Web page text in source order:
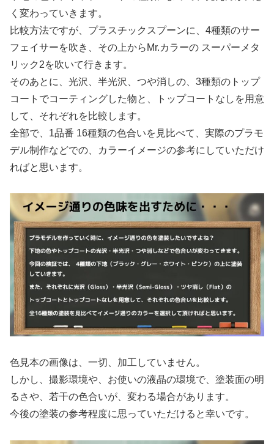
く変わっていきます。
比較方法ですが、プラスチックスプーンに、4種類のサー
フェイサーを吹き、その上からMr.カラーの スーパーメタ
リック2を吹いて行きます。
そのあとに、光沢、半光沢、つや消しの、3種類のトップ
コートでコーティングした物と、トップコートなしを用意
して、それぞれを比較します。
全部で、1品番 16種類の色合いを見比べて、実際のプラモ
デル制作などでの、カラーイメージの参考にしていただけ
ればと思います。
色見本の画像は、一切、加工していません。
しかし、撮影環境や、お使いの液晶の環境で、塗装面の明
るさや、若干の色合いが、変わる場合があります。
今後の塗装の参考程度に思っていただけると幸いです。